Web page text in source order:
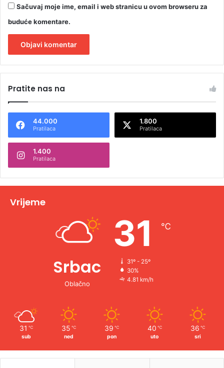
Sačuvaj moje ime, email i web stranicu u ovom browseru za
buduće komentare.
t
n
t
v
Pratite nas na
44.000
Pratilaca
1.800
Pratilaca
1.400
Pratilaca
Vrijeme
Srbac
Oblačno
31 ℃
31º - 25º
30%
4.81 km/h
31 ℃
sub
35 ℃
ned
39 ℃
pon
40 ℃
uto
36 ℃
sri